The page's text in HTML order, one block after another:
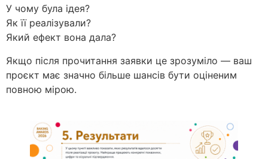
У чому була ідея?
Як її реалізували?
Який ефект вона дала?
Якщо після прочитання заявки це зрозуміло — ваш
проєкт має значно більше шансів бути оціненим
повною мірою.